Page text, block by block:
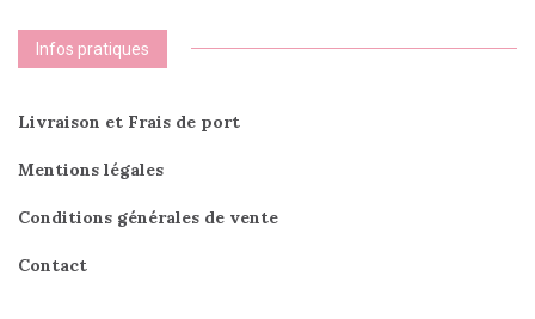
Infos pratiques
Livraison et Frais de port
Mentions légales
Conditions générales de vente
Contact